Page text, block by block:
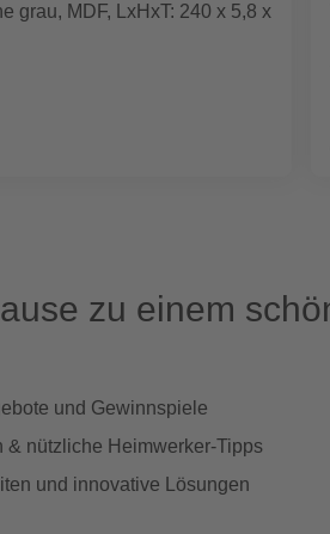
grau, MDF, LxHxT: 240 x 5,8 x
zu einem
und Gewinnspiele
& nützliche Heimwerker-Tipps
und innovative Lösungen